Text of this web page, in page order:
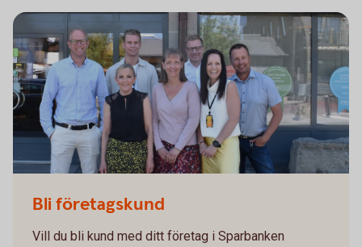
Bli företagskund
Vill du bli kund med ditt företag i Sparbanken